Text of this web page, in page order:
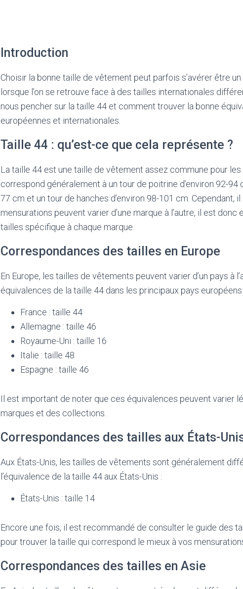
Introduction
Choisir la bonne taille de vêtement peut parfois s’avérer être
lorsque l’on se retrouve face à des tailles internationales
nous pencher sur la taille 44 et comment trouver la bonne
européennes et internationales.
Taille 44 : qu’est-ce que cela représente ?
La taille 44 est une taille de vêtement assez commune pour
correspond généralement à un tour de poitrine d’environ 92-94
77 cm et un tour de hanches d’environ 98-101 cm. Cependant,
mensurations peuvent varier d’une marque à l’autre, il est
tailles spécifique à chaque marque.
Correspondances des tailles en Europe
En Europe, les tailles de vêtements peuvent varier d’un pays à
équivalences de la taille 44 dans les principaux pays européens
France : taille 44
Allemagne : taille 46
Royaume-Uni : taille 16
Italie : taille 48
Espagne : taille 46
Il est important de noter que ces équivalences peuvent varier
marques et des collections.
Correspondances des tailles aux États-
Aux États-Unis, les tailles de vêtements sont généralement
l’équivalence de la taille 44 aux États-Unis :
États-Unis : taille 14
Encore une fois, il est recommandé de consulter le guide des
pour trouver la taille qui correspond le mieux à vos
Correspondances des tailles en Asie